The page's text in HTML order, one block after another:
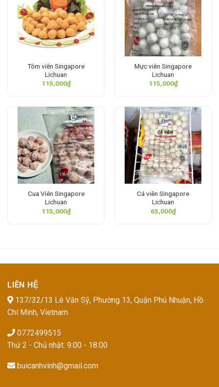
Tôm viên Singapore
Lichuan
115,000₫
Mực viên Singapore
Lichuan
115,000₫
Cua Viên Singapore
Lichuan
115,000₫
Cá viên Singapore
Lichuan
65,000₫
LIÊN HỆ
137/32/13 Lê Văn Sỹ, Phường 13, Quận Phú Nhuận, Hồ
Chí Minh, Vietnam
0772499515
Thứ 2 - Chủ nhật: 9:00 - 18:00
buicanhvinh@gmail.com